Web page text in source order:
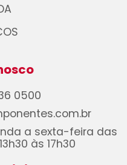
0500
a sexta-feira das
às 17h30